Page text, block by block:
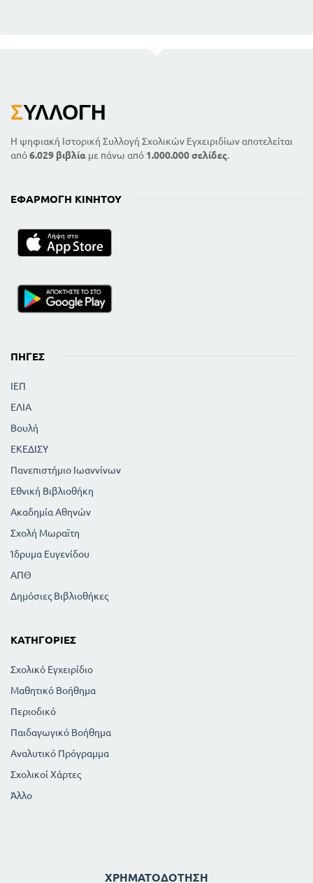
ΣΥΛΛΟΓΉ
Η ψηφιακή Ιστορική Συλλογή Σχολικών Εγχειριδίων αποτελείται
από6.029 βιβλία με πάνω από 1.000.000 σελίδες.
ΕΦΑΡΜΟΓΉ ΚΙΝΗΤΟΎ
ΠΗΓΈΣ
ΙΕΠ
ΕΛΙΑ
Βουλή
ΕΚΕΔΙΣΥ
Πανεπιστήμιο Ιωαννίνων
Εθνική Βιβλιοθήκη
Ακαδημία Αθηνών
Σχολή Μωραϊτη
Ίδρυμα Ευγενίδου
ΑΠΘ
Δημόσιες Βιβλιοθήκες
ΚΑΤΗΓΟΡΊΕΣ
Σχολικό Εγχειρίδιο
Μαθητικό Βοήθημα
Περιοδικό
Παιδαγωγικό Βοήθημα
Αναλυτικό Πρόγραμμα
Σχολικοί Χάρτες
Άλλο
ΧΡΗΜΑΤΟΔΌΤΗΣΗ